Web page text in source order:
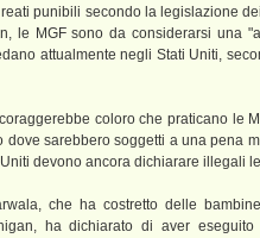
punibili secondo la legislazione
le MGF sono da considerarsi una
attualmente negli Stati Uniti,
coloro che praticano le
sarebbero soggetti a una pena
devono ancora dichiarare illegali
che ha costretto delle
ha dichiarato di aver